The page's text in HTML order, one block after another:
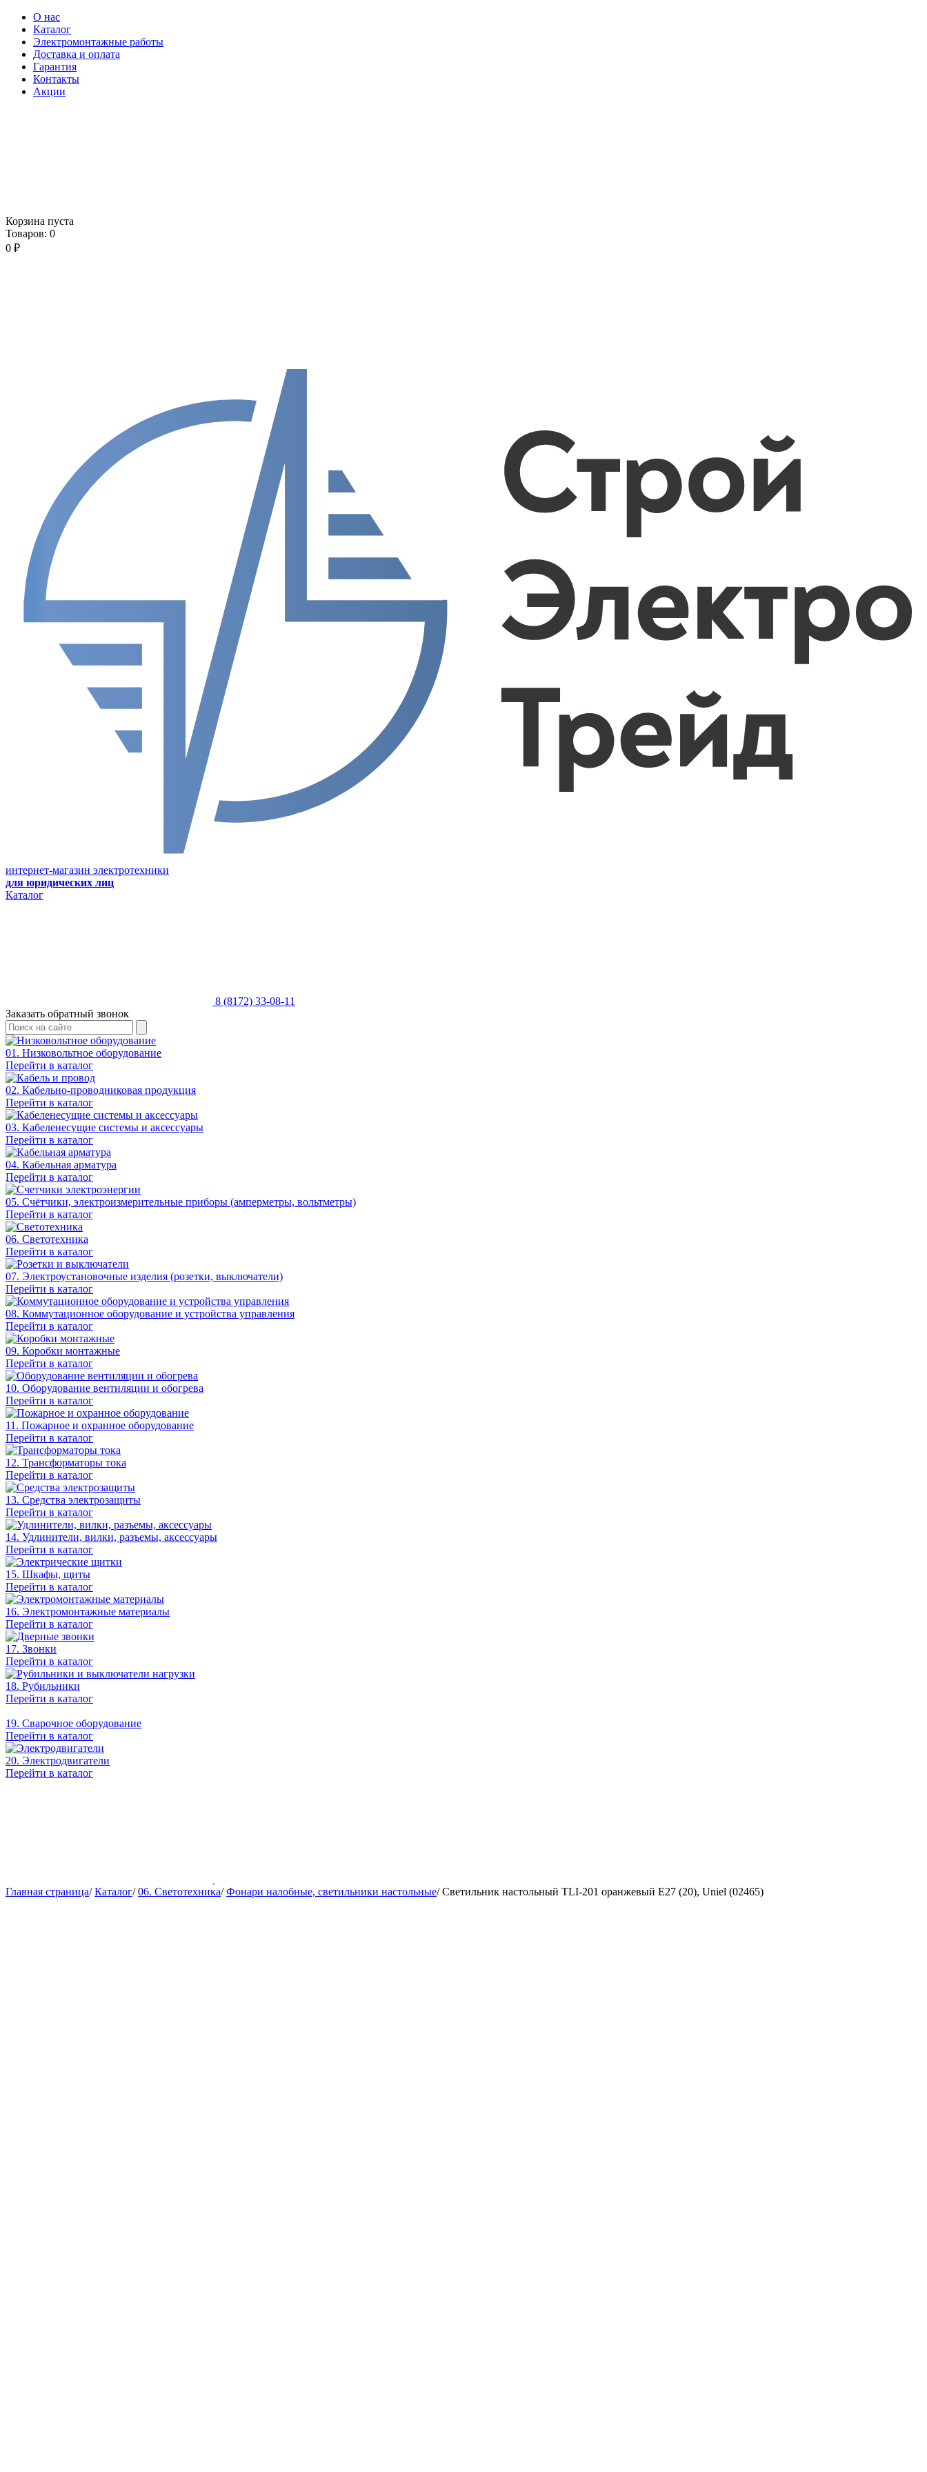
О нас
Каталог
Электромонтажные работы
Доставка и оплата
Гарантия
Контакты
Акции
Корзина пуста
Товаров: 0
0 ₽
интернет-магазин электротехники
для юридических лиц
Каталог
8 (8172) 33-08-11
Заказать обратный звонок
01. Низковольтное оборудование
Перейти в каталог
02. Кабельно-проводниковая продукция
Перейти в каталог
03. Кабеленесущие системы и аксессуары
Перейти в каталог
04. Кабельная арматура
Перейти в каталог
05. Счётчики, электроизмерительные приборы (амперметры, вольтметры)
Перейти в каталог
06. Светотехника
Перейти в каталог
07. Электроустановочные изделия (розетки, выключатели)
Перейти в каталог
08. Коммутационное оборудование и устройства управления
Перейти в каталог
09. Коробки монтажные
Перейти в каталог
10. Оборудование вентиляции и обогрева
Перейти в каталог
11. Пожарное и охранное оборудование
Перейти в каталог
12. Трансформаторы тока
Перейти в каталог
13. Средства электрозащиты
Перейти в каталог
14. Удлинители, вилки, разъемы, аксессуары
Перейти в каталог
15. Шкафы, щиты
Перейти в каталог
16. Электромонтажные материалы
Перейти в каталог
17. Звонки
Перейти в каталог
18. Рубильники
Перейти в каталог
19. Сварочное оборудование
Перейти в каталог
20. Электродвигатели
Перейти в каталог
Главная страница/ Каталог/ 06. Светотехника/ Фонари налобные, светильники настольные/ Светильник настольный TLI-201 оранжевый E27 (20), Uniel (02465)